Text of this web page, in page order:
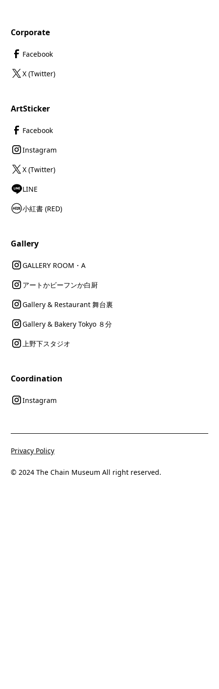
Corporate
Facebook
X (Twitter)
ArtSticker
Facebook
Instagram
X (Twitter)
LINE
小紅書 (RED)
Gallery
GALLERY ROOM・A
アートかビーフンか白厨
Gallery & Restaurant 舞台裏
Gallery & Bakery Tokyo ８分
上野下スタジオ
Coordination
Instagram
© 2024 The Chain Museum All right reserved.
Privacy Policy